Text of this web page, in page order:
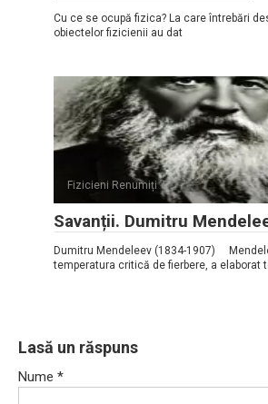
Cu ce se ocupă fizica? La care întrebări
obiectelor fizicienii au dat
Fizicieni Renumiți
Savanții. Dumitru
Dumitru Mendeleev (1834-1907)
temperatura critică de fierbere, a elaborat
Lasă un răspuns
Nume *